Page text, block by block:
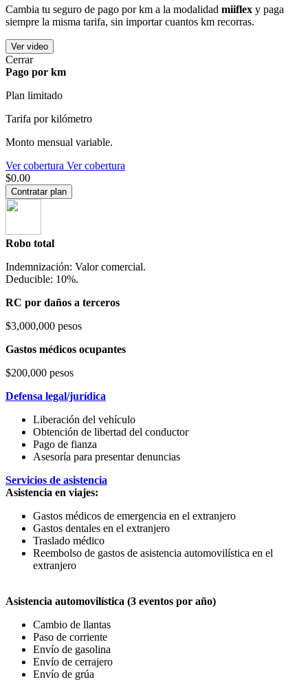
Cambia tu seguro de pago por km a la modalidad miiflex y paga
siempre la misma tarifa, sin importar cuantos km recorras.
Ver video
Cerrar
Pago por km
Plan limitado
Tarifa por kilómetro
Monto mensual variable.
Ver cobertura Ver cobertura
$0.00
Contratar plan
Robo total
Indemnización: Valor comercial.
Deducible: 10%.
RC por daños a terceros
$3,000,000 pesos
Gastos médicos ocupantes
$200,000 pesos
Defensa legal/jurídica
Liberación del vehículo
Obtención de libertad del conductor
Pago de fianza
Asesoría para presentar denuncias
Servicios de asistencia
Asistencia en viajes:
Gastos médicos de emergencia en el extranjero
Gastos dentales en el extranjero
Traslado médico
Reembolso de gastos de asistencia automovilística en el
extranjero
Asistencia automovilística (3 eventos por año)
Cambio de llantas
Paso de corriente
Envío de gasolina
Envío de cerrajero
Envío de grúa